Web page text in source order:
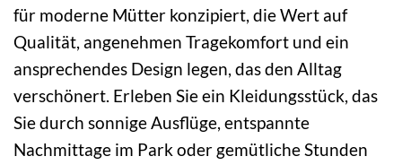
für moderne Mütter konzipiert, die Wert auf
Qualität, angenehmen Tragekomfort und ein
ansprechendes Design legen, das den Alltag
verschönert. Erleben Sie ein Kleidungsstück, das
Sie durch sonnige Ausflüge, entspannte
Nachmittage im Park oder gemütliche Stunden